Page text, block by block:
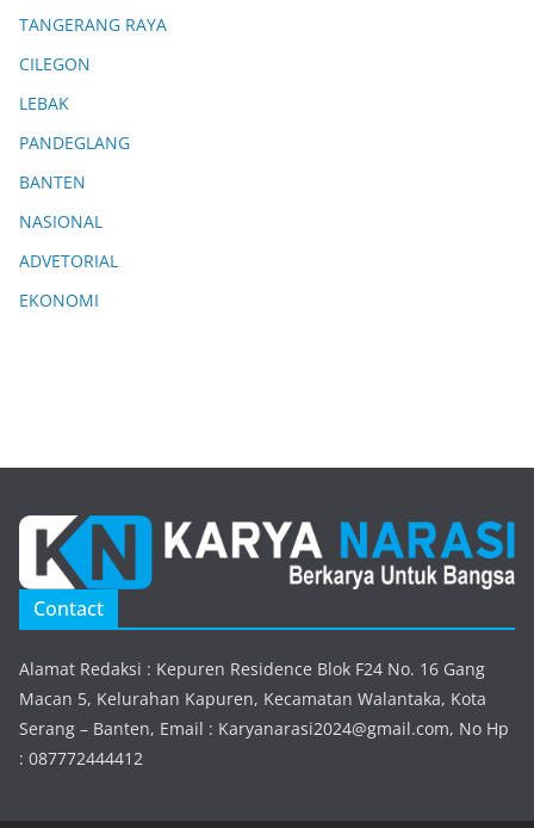
TANGERANG RAYA
CILEGON
LEBAK
PANDEGLANG
BANTEN
NASIONAL
ADVETORIAL
EKONOMI
Contact
Alamat Redaksi : Kepuren Residence Blok F24 No. 16 Gang
Macan 5, Kelurahan Kapuren, Kecamatan Walantaka, Kota
Serang – Banten, Email : Karyanarasi2024@gmail.com, No Hp
: 087772444412